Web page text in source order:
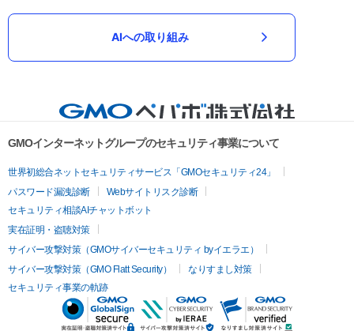
AIへの取り組み
GMOインターネットグループのセキュリティ事業について
世界初総合ネットセキュリティサービス「GMOセキュリティ24」
パスワード漏洩診断
Webサイトリスク診断
セキュリティ相談AIチャットボット
実在証明・盗聴対策
サイバー攻撃対策（GMOサイバーセキュリティ byイエラエ）
サイバー攻撃対策（GMO Flatt Security）
なりすまし対策
セキュリティ事業の軌跡